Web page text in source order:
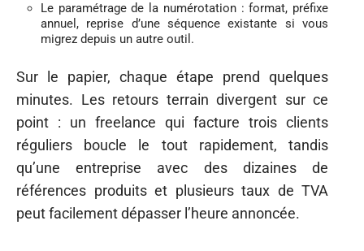
Le paramétrage de la numérotation : format, préfixe
annuel, reprise d’une séquence existante si vous
migrez depuis un autre outil.
Sur le papier, chaque étape prend quelques
minutes. Les retours terrain divergent sur ce
point : un freelance qui facture trois clients
réguliers boucle le tout rapidement, tandis
qu’une entreprise avec des dizaines de
références produits et plusieurs taux de TVA
peut facilement dépasser l’heure annoncée.